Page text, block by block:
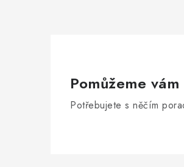
Pomůžeme
Potřebujete s něčím